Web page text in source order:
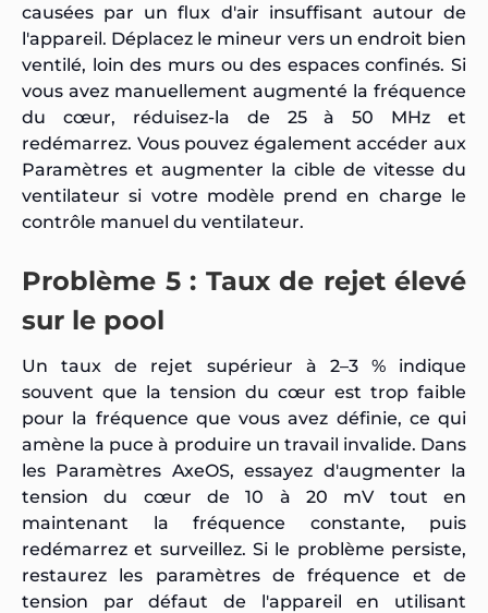
causées par un flux d'air insuffisant autour de
l'appareil. Déplacez le mineur vers un endroit bien
ventilé, loin des murs ou des espaces confinés. Si
vous avez manuellement augmenté la fréquence
du cœur, réduisez-la de 25 à 50 MHz et
redémarrez. Vous pouvez également accéder aux
Paramètres et augmenter la cible de vitesse du
ventilateur si votre modèle prend en charge le
contrôle manuel du ventilateur.
Problème 5 : Taux de rejet élevé
sur le pool
Un taux de rejet supérieur à 2–3 % indique
souvent que la tension du cœur est trop faible
pour la fréquence que vous avez définie, ce qui
amène la puce à produire un travail invalide. Dans
les Paramètres AxeOS, essayez d'augmenter la
tension du cœur de 10 à 20 mV tout en
maintenant la fréquence constante, puis
redémarrez et surveillez. Si le problème persiste,
restaurez les paramètres de fréquence et de
tension par défaut de l'appareil en utilisant